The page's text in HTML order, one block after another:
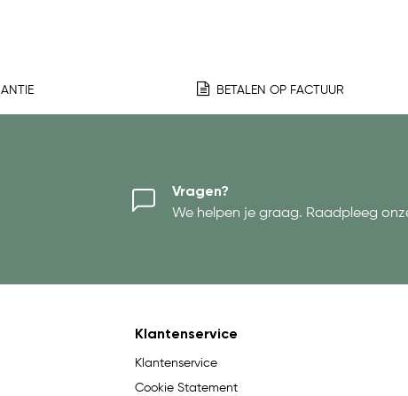
BETALEN OP FACTUUR
Vragen?
We helpen je graag. Raadpleeg
Klantenservice
Klantenservice
Cookie Statement